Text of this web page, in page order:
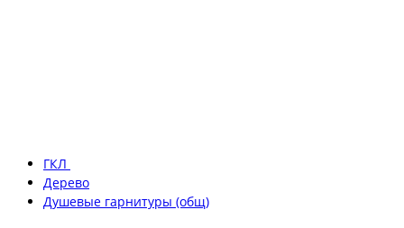
ГКЛ
Дерево
Душевые гарнитуры (общ)